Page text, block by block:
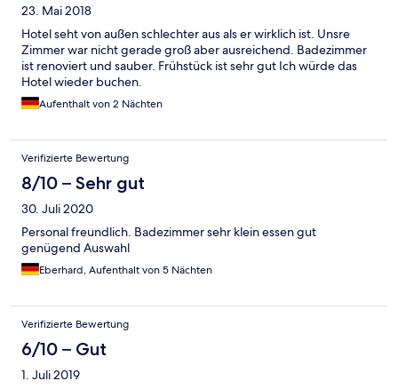
23. Mai 2018
Hotel seht von außen schlechter aus als er wirklich ist. Unsre
Zimmer war nicht gerade groß aber ausreichend. Badezimmer
ist renoviert und sauber. Frühstück ist sehr gut Ich würde das
Hotel wieder buchen.
Aufenthalt von 2 Nächten
Verifizierte Bewertung
8/10 – Sehr gut
30. Juli 2020
Personal freundlich. Badezimmer sehr klein essen gut
genügend Auswahl
Eberhard, Aufenthalt von 5 Nächten
Verifizierte Bewertung
6/10 – Gut
1. Juli 2019